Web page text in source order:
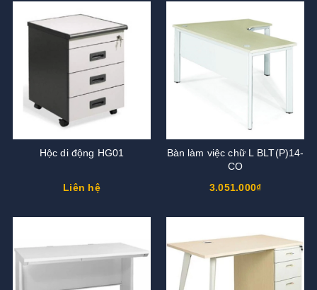
Hộc di động HG01
Liên hệ
Bàn làm việc chữ L BLT(P)14-
CO
3.051.000₫